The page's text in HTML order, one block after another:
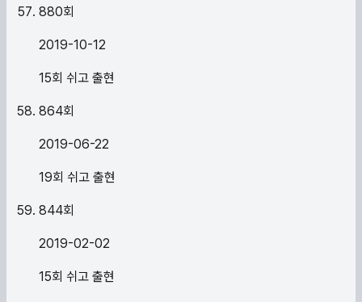
880회
2019-10-12
15회 쉬고 출현
864회
2019-06-22
19회 쉬고 출현
844회
2019-02-02
15회 쉬고 출현